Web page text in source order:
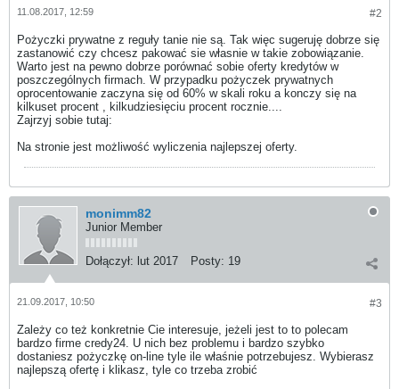
#2
11.08.2017, 12:59
Pożyczki prywatne z reguły tanie nie są. Tak więc sugeruję dobrze się
zastanowić czy chcesz pakować sie własnie w takie zobowiązanie.
Warto jest na pewno dobrze porównać sobie oferty kredytów w
poszczególnych firmach. W przypadku pożyczek prywatnych
oprocentowanie zaczyna się od 60% w skali roku a konczy się na
kilkuset procent , kilkudziesięciu procent rocznie....
Zajrzyj sobie tutaj:
Na stronie jest możliwość wyliczenia najlepszej oferty.
monimm82
Junior Member
Dołączył: lut 2017 Posty: 19
#3
21.09.2017, 10:50
Zależy co też konkretnie Cie interesuje, jeżeli jest to to polecam
bardzo firme credy24. U nich bez problemu i bardzo szybko
dostaniesz pożyczkę on-line tyle ile właśnie potrzebujesz. Wybierasz
najlepszą ofertę i klikasz, tyle co trzeba zrobić